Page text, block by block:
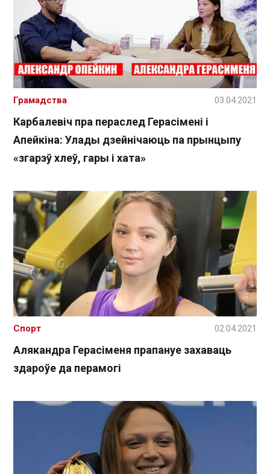
Карбалевіч пра пераслед Герасімені і
Апейкіна: Улады дзейнічаюць па прынцыпу
«згарэў хлеў, гары і хата»
Грамадства 03.04.2021
Алякандра Герасіменя прапануе захаваць
здароўе да перамогі
Спорт 02.04.2021